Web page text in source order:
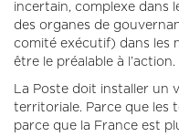
incertain, complexe dans
des organes de
comité exécutif) dans les
être le préalable à l’action.
La Poste doit installer un
territoriale. Parce que les
parce que la France est